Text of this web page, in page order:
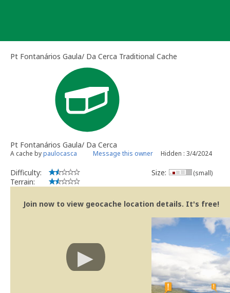
Pt Fontanários Gaula/ Da Cerca Traditional Cache
Pt Fontanários Gaula/ Da Cerca
A cache bypaulocasca Message this owner Hidden : 3/4/2024
Difficulty:
Terrain:
Size: (small)
Join now to view geocache location details. It's free!